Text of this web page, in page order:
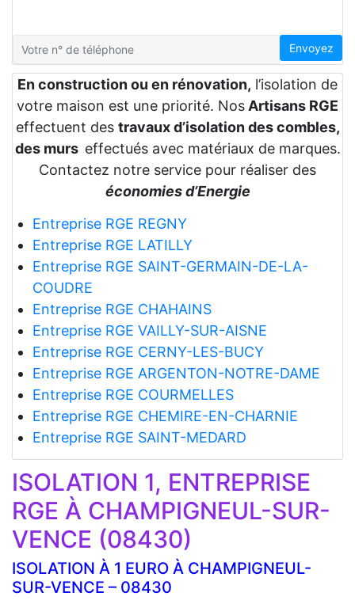
Envoyez
En construction ou en rénovation, l’isolation de
votre maison est une priorité. Nos Artisans RGE
effectuent des travaux d’isolation des combles,
des murs effectués avec matériaux de marques.
Contactez notre service pour réaliser des
économies d’Energie
Entreprise RGE REGNY
Entreprise RGE LATILLY
Entreprise RGE SAINT-GERMAIN-DE-LA-
COUDRE
Entreprise RGE CHAHAINS
Entreprise RGE VAILLY-SUR-AISNE
Entreprise RGE CERNY-LES-BUCY
Entreprise RGE ARGENTON-NOTRE-DAME
Entreprise RGE COURMELLES
Entreprise RGE CHEMIRE-EN-CHARNIE
Entreprise RGE SAINT-MEDARD
ISOLATION 1, ENTREPRISE
RGE À CHAMPIGNEUL-SUR-
VENCE (08430)
ISOLATION À 1 EURO À CHAMPIGNEUL-
SUR-VENCE – 08430